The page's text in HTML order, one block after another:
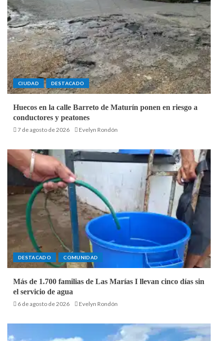
CIUDAD DESTACADO
Huecos en la calle Barreto de Maturín ponen en riesgo a
conductores y peatones
7 de agosto de 2026 Evelyn Rondón
DESTACADO COMUNIDAD
Más de 1.700 familias de Las Marías I llevan cinco días sin
el servicio de agua
6 de agosto de 2026 Evelyn Rondón